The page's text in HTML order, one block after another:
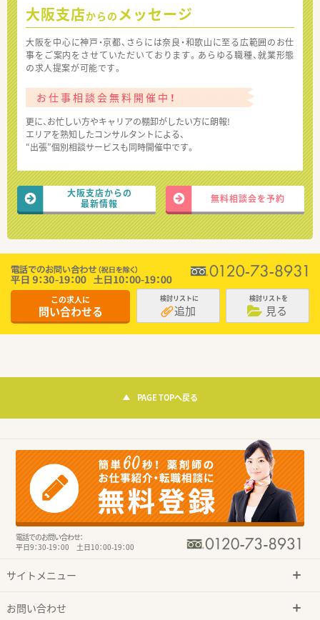
大阪支店からの メッセージ
大阪を中心に神戸・京都、さらには奈良・和歌山に至る広範囲のお仕
事をご案内をさせていただいております。あらゆる職種、就業形態
の求人提案が可能です。
お仕事相談会無料開催中！
更に、お忙しい方やキャリアの棚卸がしたい方に朗報!
エリアを熟知したコンサルタントによる、
“出張”個別相談サービスも同時開催中です。
大阪支店からの
最新情報
無料相談会を予約
この求人に
問い合わせる
検討リストに
追加
検討リストを
見る
PAGE TOPへ戻る
電話でのお問い合わせ：
平日9：30-19：00 土日10：00-19：00
サイトメニュー
お問い合わせ